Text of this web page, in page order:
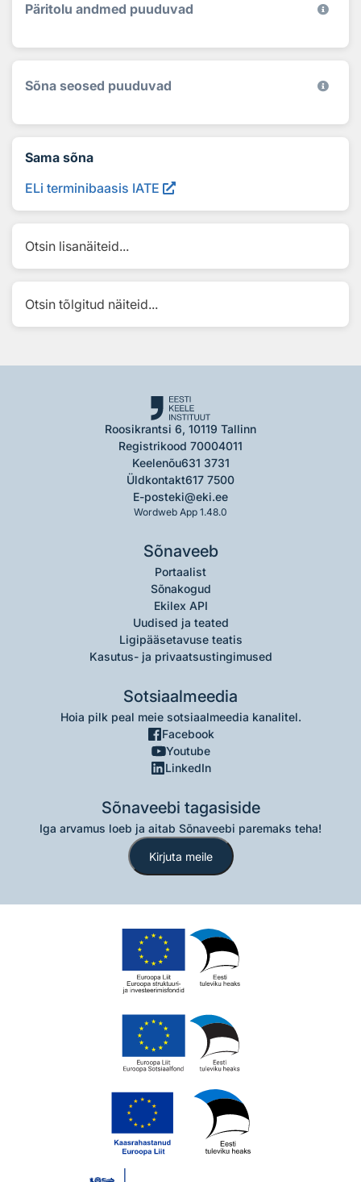
Päritolu andmed puuduvad
Sõna seosed puuduvad
Sama sõna
ELi terminibaasis IATE
Otsin lisanäiteid...
Otsin tõlgitud näiteid...
Roosikrantsi 6, 10119 Tallinn
Registrikood 70004011
Keelenõu631 3731
Üldkontakt617 7500
E-posteki@eki.ee
Wordweb App 1.48.0
Sõnaveeb
Portaalist
Sõnakogud
Ekilex API
Uudised ja teated
Ligipääsetavuse teatis
Kasutus- ja privaatsustingimused
Sotsiaalmeedia
Hoia pilk peal meie sotsiaalmeedia kanalitel.
Facebook
Youtube
LinkedIn
Sõnaveebi tagasiside
Iga arvamus loeb ja aitab Sõnaveebi paremaks teha!
Kirjuta meile